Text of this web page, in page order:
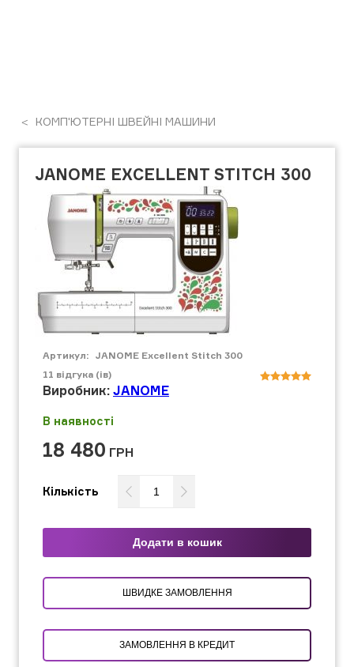
КОМП'ЮТЕРНІ ШВЕЙНІ МАШИНИ
JANOME EXCELLENT STITCH 300
Артикул: JANOME Excellent Stitch 300
11 відгука (ів)
Виробник: JANOME
В наявності
18 480 ГРН
Кількість
Додати в кошик
ШВИДКЕ ЗАМОВЛЕННЯ
ЗАМОВЛЕННЯ В КРЕДИТ